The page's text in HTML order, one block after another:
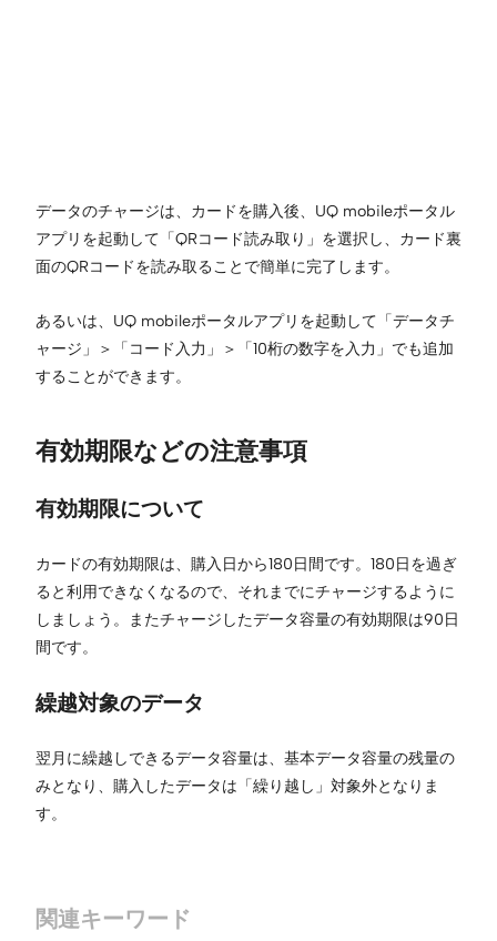
データのチャージは、カードを購入後、UQ mobileポータル
アプリを起動して「QRコード読み取り」を選択し、カード裏
面のQRコードを読み取ることで簡単に完了します。
あるいは、UQ mobileポータルアプリを起動して「データチ
ャージ」＞「コード入力」＞「10桁の数字を入力」でも追加
することができます。
有効期限などの注意事項
有効期限について
カードの有効期限は、購入日から180日間です。180日を過ぎ
ると利用できなくなるので、それまでにチャージするように
しましょう。またチャージしたデータ容量の有効期限は90日
間です。
繰越対象のデータ
翌月に繰越しできるデータ容量は、基本データ容量の残量の
みとなり、購入したデータは「繰り越し」対象外となりま
す。
関連キーワード